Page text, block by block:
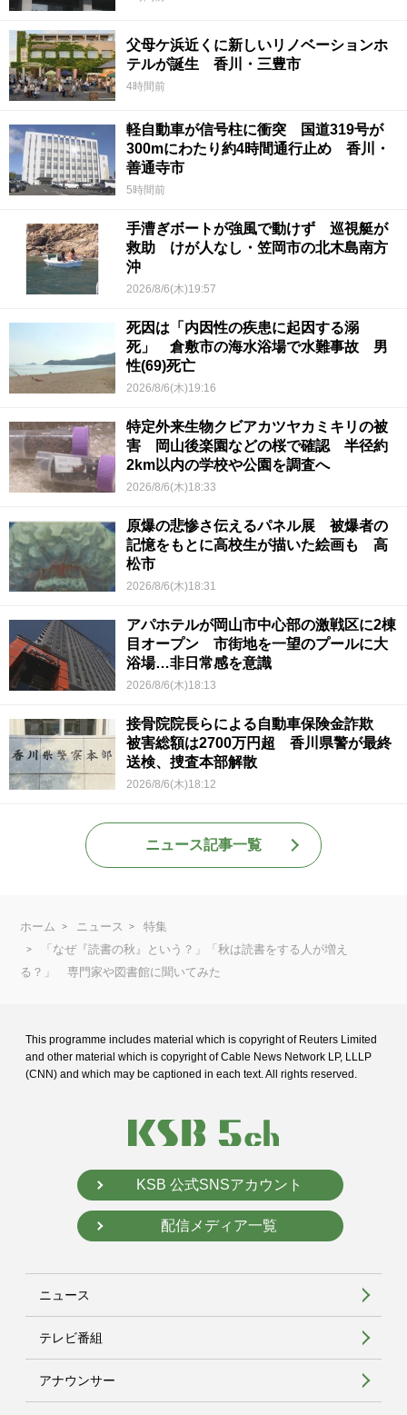
父母ケ浜近くに新しいリノベーションホ
テルが誕生 香川・三豊市
4時間前
軽自動車が信号柱に衝突 国道319号が
300mにわたり約4時間通行止め 香川・
善通寺市
5時間前
手漕ぎボートが強風で動けず 巡視艇が
救助 けが人なし・笠岡市の北木島南方
沖
2026/8/6(木)19:57
死因は「内因性の疾患に起因する溺
死」 倉敷市の海水浴場で水難事故 男
性(69)死亡
2026/8/6(木)19:16
特定外来生物クビアカツヤカミキリの被
害 岡山後楽園などの桜で確認 半径約
2km以内の学校や公園を調査へ
2026/8/6(木)18:33
原爆の悲惨さ伝えるパネル展 被爆者の
記憶をもとに高校生が描いた絵画も 高
松市
2026/8/6(木)18:31
アパホテルが岡山市中心部の激戦区に2棟
目オープン 市街地を一望のプールに大
浴場…非日常感を意識
2026/8/6(木)18:13
接骨院院長らによる自動車保険金詐欺
被害総額は2700万円超 香川県警が最終
送検、捜査本部解散
2026/8/6(木)18:12
ニュース記事一覧
ホーム ニュース
特集
「なぜ『読書の秋』という？」「秋は読書をする人が増え
る？」 専門家や図書館に聞いてみた
This programme includes material which is copyright of Reuters Limited
and other material which is copyright of Cable News Network LP, LLLP
(CNN) and which may be captioned in each text. All rights reserved.
KSB 公式SNSアカウント
配信メディア一覧
ニュース
テレビ番組
アナウンサー